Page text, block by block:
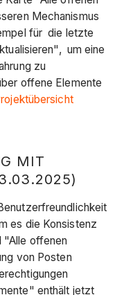
Mechanismus
für die letzte
um eine
zu
offene Elemente
MIT
es die Konsistenz
offenen
von Posten
enthält jetzt